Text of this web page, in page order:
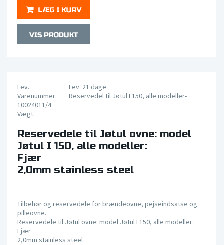
Lev.:
Lev. 21 dage
Varenummer:
Reservedel til Jøtul I 150, alle modeller-
10024011/4
Vægt:
Reservedele til Jøtul ovne: model
Jøtul I 150, alle modeller:
Fjær
2,0mm stainless steel
Tilbehør og reservedele for brændeovne, pejseindsatse og
pilleovne.
Reservedele til Jøtul ovne: model Jøtul I 150, alle modeller:
Fjær
2,0mm stainless steel